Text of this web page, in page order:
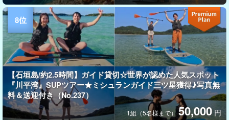
【石垣島/約2.5時間】ガイド貸切☆世界が認めた人気スポット
『川平湾』SUPツアー★ミシュランガイド三ツ星獲得♪写真無
料＆送迎付き（No.237）
1組（5名様まで） 50,000 円